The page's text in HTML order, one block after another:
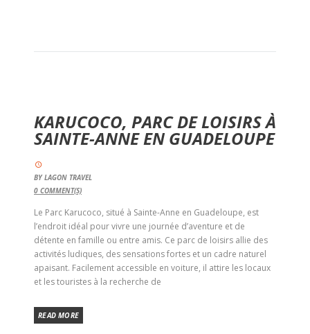
KARUCOCO, PARC DE LOISIRS À
SAINTE-ANNE EN GUADELOUPE
BYLAGON TRAVEL
0 COMMENT(S)
Le Parc Karucoco, situé à Sainte-Anne en Guadeloupe, est
l’endroit idéal pour vivre une journée d’aventure et de
détente en famille ou entre amis. Ce parc de loisirs allie des
activités ludiques, des sensations fortes et un cadre naturel
apaisant. Facilement accessible en voiture, il attire les locaux
et les touristes à la recherche de
READ MORE